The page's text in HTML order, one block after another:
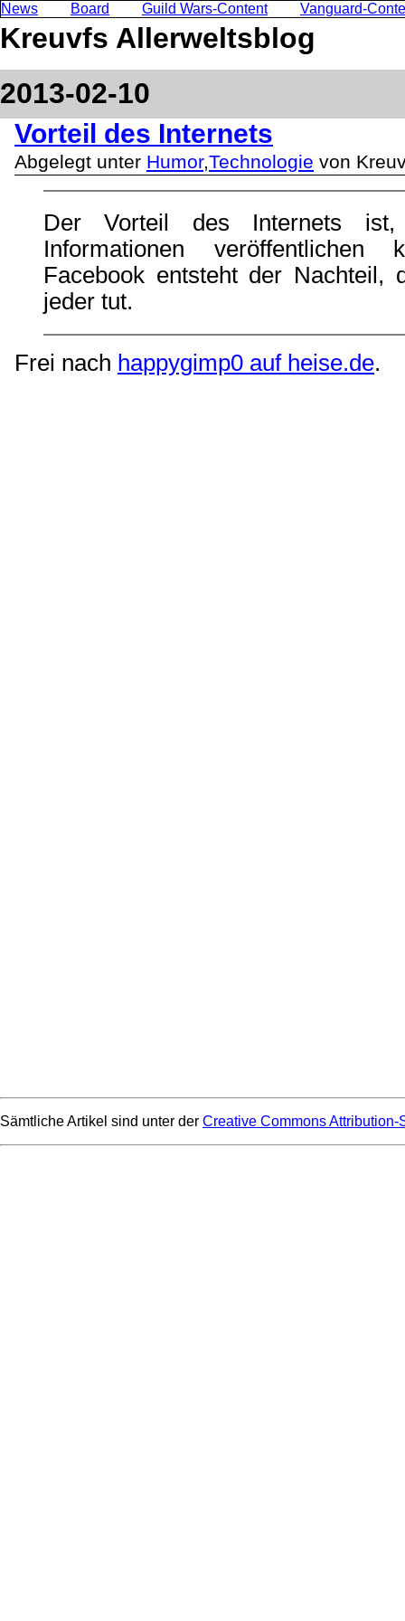
News Board Guild Wars-Content Vanguard-
Kreuvfs Allerweltsblog
2013-02-10
Vorteil des Internets
Abgelegt unter Humor,Technologie von
Der Vorteil des Internets
Informationen veröffentlichen
Facebook entsteht der Nachteil,
jeder tut.
Frei nach happygimp0 auf heise.de.
Sämtliche Artikel sind unter der Creative Commons